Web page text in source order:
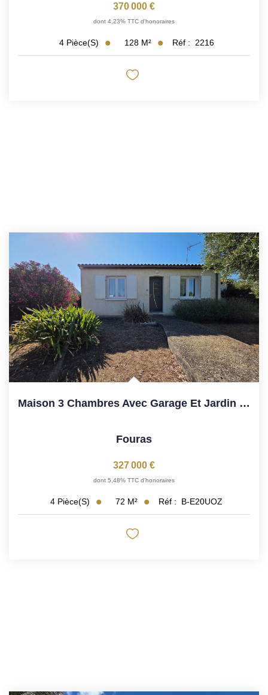
Avis Clients
370 000 €
dont 4,23% TTC d'honoraires
4 Pièce(s) 128 M² Réf : 2216
Maison 3 Chambres Avec Garage Et Jardin À Fouras
Fouras
327 000 €
dont 5,48% TTC d'honoraires
4 Pièce(s) 72 M² Réf : B-E20UOZ